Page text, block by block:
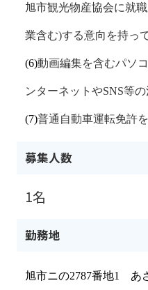
旭市観光物産協会に就
業含む)する意向を持っ
(6)動画編集を含むパソ
ンターネットやSNS等
(7)普通自動車運転免許
募集人数
1名
勤務地
旭市ニの2787番地1 あ